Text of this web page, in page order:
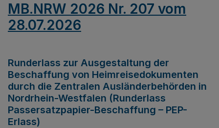
MB.NRW 2026 Nr. 207 vom
28.07.2026
Runderlass zur Ausgestaltung der
Beschaffung von Heimreisedokumenten
durch die Zentralen Ausländerbehörden in
Nordrhein-Westfalen (Runderlass
Passersatzpapier-Beschaffung – PEP-
Erlass)